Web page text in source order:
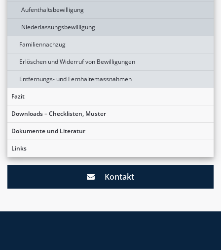
Aufenthaltsbewilligung
Niederlassungsbewilligung
Familiennachzug
Erlöschen und Widerruf von Bewilligungen
Entfernungs- und Fernhaltemassnahmen
Fazit
Downloads – Checklisten, Muster
Dokumente und Literatur
Links
Kontakt